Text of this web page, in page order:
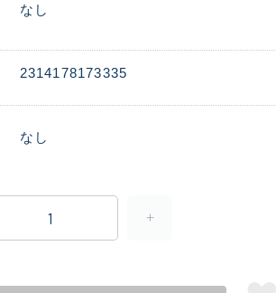
なし
2314178173335
なし